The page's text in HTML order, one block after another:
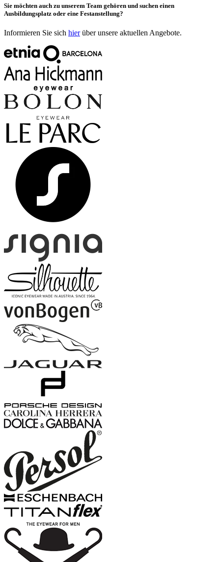
Sie möchten auch zu unserem Team gehören und suchen einen
Ausbildungsplatz oder eine Festanstellung?
Informieren Sie sich hierüber unsere aktuellen Angebote.